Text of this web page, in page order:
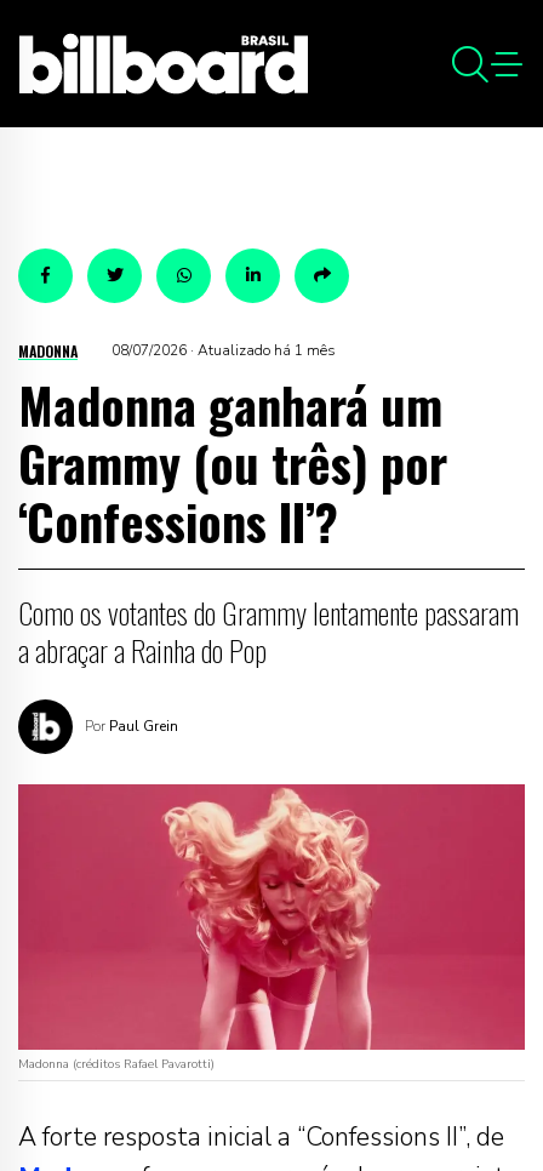
MADONNA 08/07/2026 · Atualizado há 1 mês
Madonna ganhará um
Grammy (ou três) por
‘Confessions II’?
Como os votantes do Grammy lentamente passaram
a abraçar a Rainha do Pop
Por Paul Grein
Madonna (créditos Rafael Pavarotti)
A forte resposta inicial a “Confessions II”, de